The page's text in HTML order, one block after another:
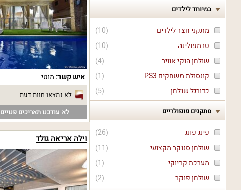
במיוחד לילדים
(
10
)
מתקני חצר לילדים
(
10
)
טרמפולינה
(
4
)
שולחן הוקי אוויר
(
1
)
קונסולת משחקים PS3
(
5
) כדורגל שולחן
מתקנים פופולריים
(
26
)
פינג פונג
(
11
)
שולחן סנוקר מקצועי
(
1
)
מערכת קריוקי
(
2
) שולחן פוקר
איש קשר: מוטי
לא נמצאו חוות דעת
לא עודכנו תאריכים פנויים
וילה אריאה גולד